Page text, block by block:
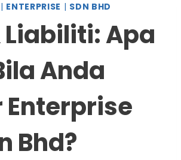
| ENTERPRISE | SDN BHD
Liabiliti: Apa
Anda
Enterprise
Bhd?